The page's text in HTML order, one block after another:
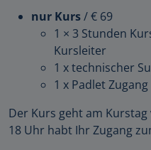
nur Kurs/ € 69
1 × 3 Stunden
Kursleiter
1 x technischer
1 x Padlet Zugang
Der Kurs geht am Kurstag
18 Uhr habt Ihr Zugang